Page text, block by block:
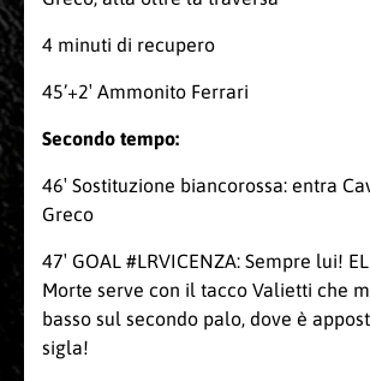
4 minuti di recupero
45’+2′ Ammonito Ferrari
Secondo tempo:
46′ Sostituzione biancorossa: entra
Greco
47′ GOAL #LRVICENZA: Sempre lui!
Morte serve con il tacco Valietti che
basso sul secondo palo, dove è
sigla!